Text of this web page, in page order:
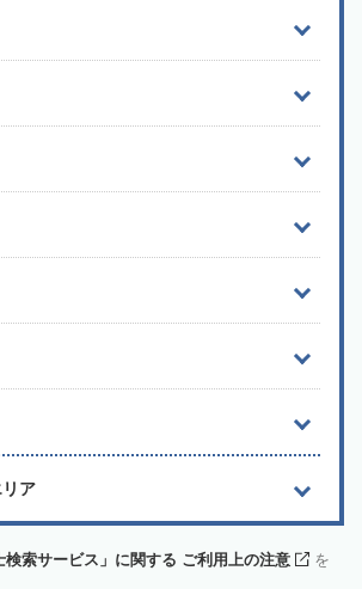
ア
検索サービス」に関する ご利用上の注意
を